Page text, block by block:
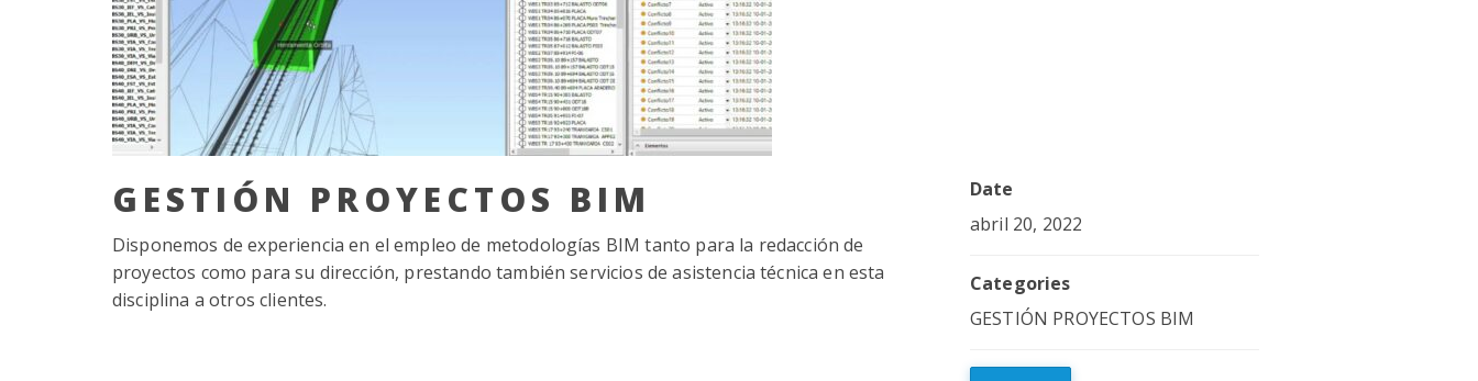
GESTIÓN PROYECTOS BIM
Disponemos de experiencia en el empleo de metodologías BIM tanto para la redacción de
proyectos como para su dirección, prestando también servicios de asistencia técnica en esta
disciplina a otros clientes.
Date
abril 20, 2022
Categories
GESTIÓN PROYECTOS BIM